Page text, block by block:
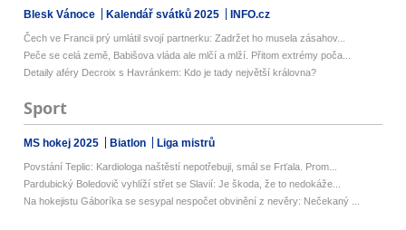
Blesk Vánoce Kalendář svátků 2025 INFO.cz
Čech ve Francii prý umlátil svojí partnerku: Zadržet ho musela zásahov...
Peče se celá země, Babišova vláda ale mlčí a mlží. Přitom extrémy poča...
Detaily aféry Decroix s Havránkem: Kdo je tady největší královna?
Sport
MS hokej 2025 Biatlon Liga mistrů
Povstání Teplic: Kardiologa naštěstí nepotřebuji, smál se Frťala. Prom...
Pardubický Boledovič vyhlíží střet se Slavií: Je škoda, že to nedokáže...
Na hokejistu Gáboríka se sesypal nespočet obvinění z nevěry: Nečekaný ...